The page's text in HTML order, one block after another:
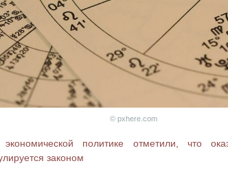
© pxhere.com
политике отметили, что
законом